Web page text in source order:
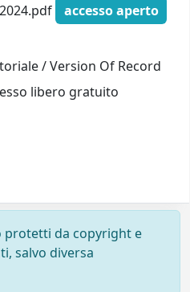
accesso aperto
/ Version Of Record
libero gratuito
protetti da copyright e
salvo diversa